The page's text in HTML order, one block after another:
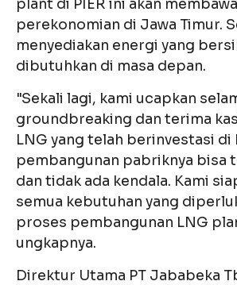
plant di PIER ini akan
perekonomian di Jawa Timur.
menyediakan energi yang
dibutuhkan di masa depan.
"Sekali lagi, kami ucapkan
groundbreaking dan terima
LNG yang telah berinvestasi di
pembangunan pabriknya bisa
dan tidak ada kendala. Kami
semua kebutuhan yang
proses pembangunan LNG
ungkapnya.
Direktur Utama PT Jababeka